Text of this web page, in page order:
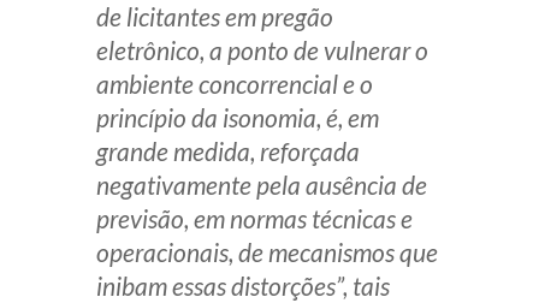
de licitantes em pregão
eletrônico, a ponto de vulnerar o
ambiente concorrencial e o
princípio da isonomia, é, em
grande medida, reforçada
negativamente pela ausência de
previsão, em normas técnicas e
operacionais, de mecanismos que
inibam essas distorções”, tais